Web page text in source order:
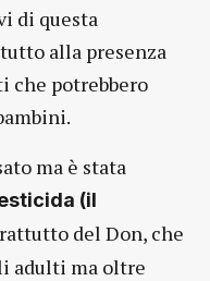
di questa
alla presenza
che potrebbero
ma è stata
(il
del Don, che
adulti ma oltre